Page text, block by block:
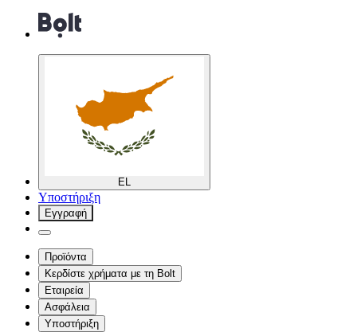
EL
Υποστήριξη
Εγγραφή
Προϊόντα
Κερδίστε χρήματα με τη Bolt
Εταιρεία
Ασφάλεια
Υποστήριξη